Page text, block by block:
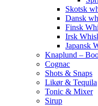
Skotsk
Dansk
Finsk
Irsk
Japansk
Knaplund –
Cognac
Shots & Snaps
Likør & Tequila
Tonic & Mixer
Sirup